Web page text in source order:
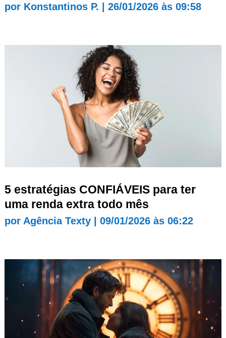
por Konstantinos P. 26/01/2026 às 09:58
5 estratégias CONFIÁVEIS para ter
uma renda extra todo mês
por Agência Texty| 09/01/2026 às 06:22